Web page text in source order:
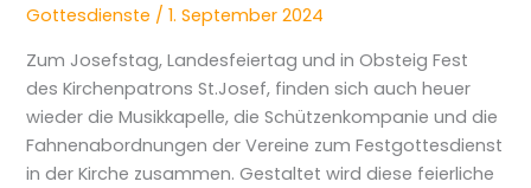
Gottesdienste /1. September 2024
Zum Josefstag, Landesfeiertag und in Obsteig Fest
des Kirchenpatrons St.Josef, finden sich auch heuer
wieder die Musikkapelle, die Schützenkompanie und die
Fahnenabordnungen der Vereine zum Festgottesdienst
in der Kirche zusammen. Gestaltet wird diese feierliche